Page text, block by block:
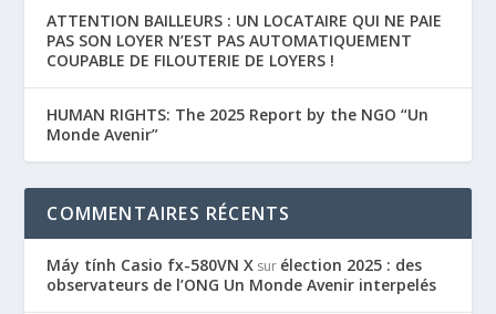
ATTENTION BAILLEURS : UN LOCATAIRE QUI NE PAIE
PAS SON LOYER N’EST PAS AUTOMATIQUEMENT
COUPABLE DE FILOUTERIE DE LOYERS !
HUMAN RIGHTS: The 2025 Report by the NGO “Un
Monde Avenir”
COMMENTAIRES RÉCENTS
Máy tính Casio fx-580VN X sur élection 2025 : des
observateurs de l’ONG Un Monde Avenir interpelés